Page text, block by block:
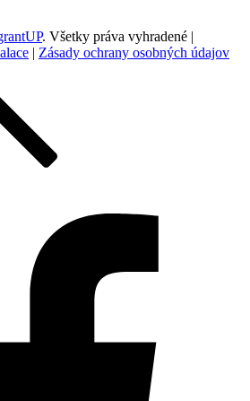
. Všetky práva vyhradené |
| Zásady ochrany osobných údajov